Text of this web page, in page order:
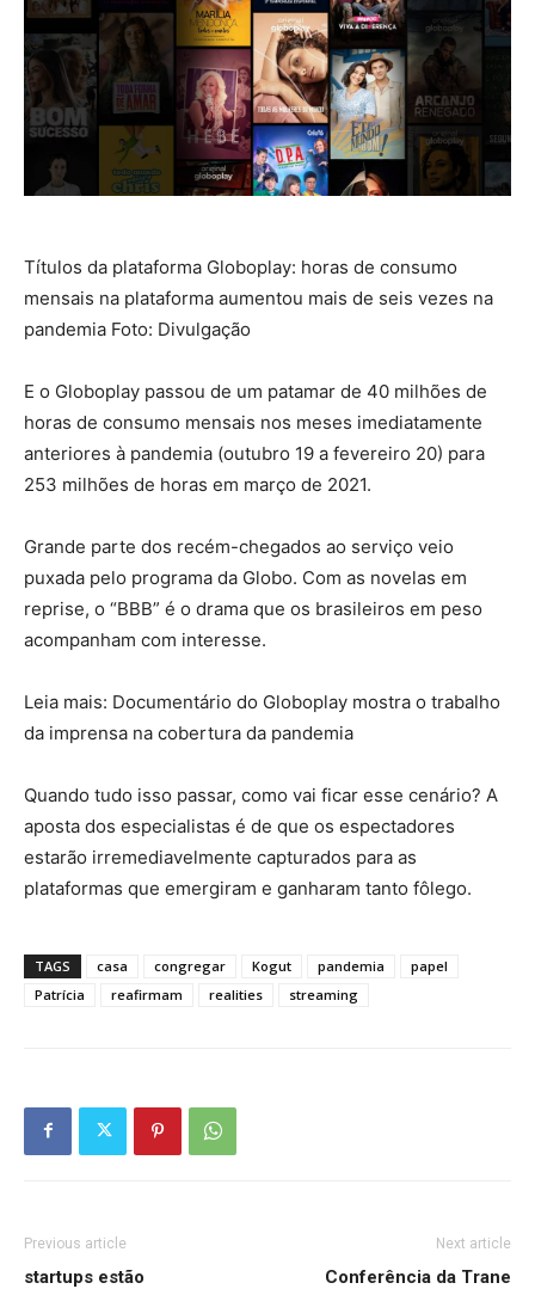
Títulos da plataforma Globoplay: horas de consumo
mensais na plataforma aumentou mais de seis vezes na
pandemia Foto: Divulgação
E o Globoplay passou de um patamar de 40 milhões de
horas de consumo mensais nos meses imediatamente
anteriores à pandemia (outubro 19 a fevereiro 20) para
253 milhões de horas em março de 2021.
Grande parte dos recém-chegados ao serviço veio
puxada pelo programa da Globo. Com as novelas em
reprise, o “BBB” é o drama que os brasileiros em peso
acompanham com interesse.
Leia mais: Documentário do Globoplay mostra o trabalho
da imprensa na cobertura da pandemia
Quando tudo isso passar, como vai ficar esse cenário? A
aposta dos especialistas é de que os espectadores
estarão irremediavelmente capturados para as
plataformas que emergiram e ganharam tanto fôlego.
TAGS casa congregar Kogut pandemia
papel
Patrícia
reafirmam realities streaming
Previous article
startups estão
Next article
Conferência da Trane